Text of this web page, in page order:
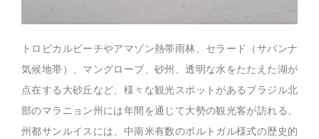
トロピカルビーチやアマゾン熱帯雨林、セラード（サバンナ
気候地帯）、マングローブ、砂州、透明な水をたたえた湖が
点在する大砂丘など、様々な観光スポットがあるブラジル北
部のマラニョン州には年間を通じて大勢の観光客が訪れる。
州都サンルイスには、中南米有数のポルトガル様式の歴史的